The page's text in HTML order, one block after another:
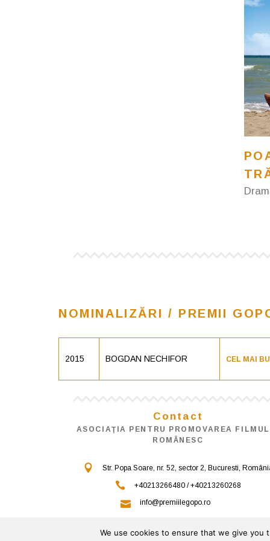
NOMINALIZĂRI / PREMII
2015 BOGDAN NECHIFOR CEL MAI
Contact
ASOCIAŢIA PENTRU PROMOVAREA
ROMÂNESC
Str. Popa Soare, nr. 52, sector 2, Bucuresti,
+40213266480 / +40213260268
info@premiilegopo.ro
We use cookies to ensure that we give